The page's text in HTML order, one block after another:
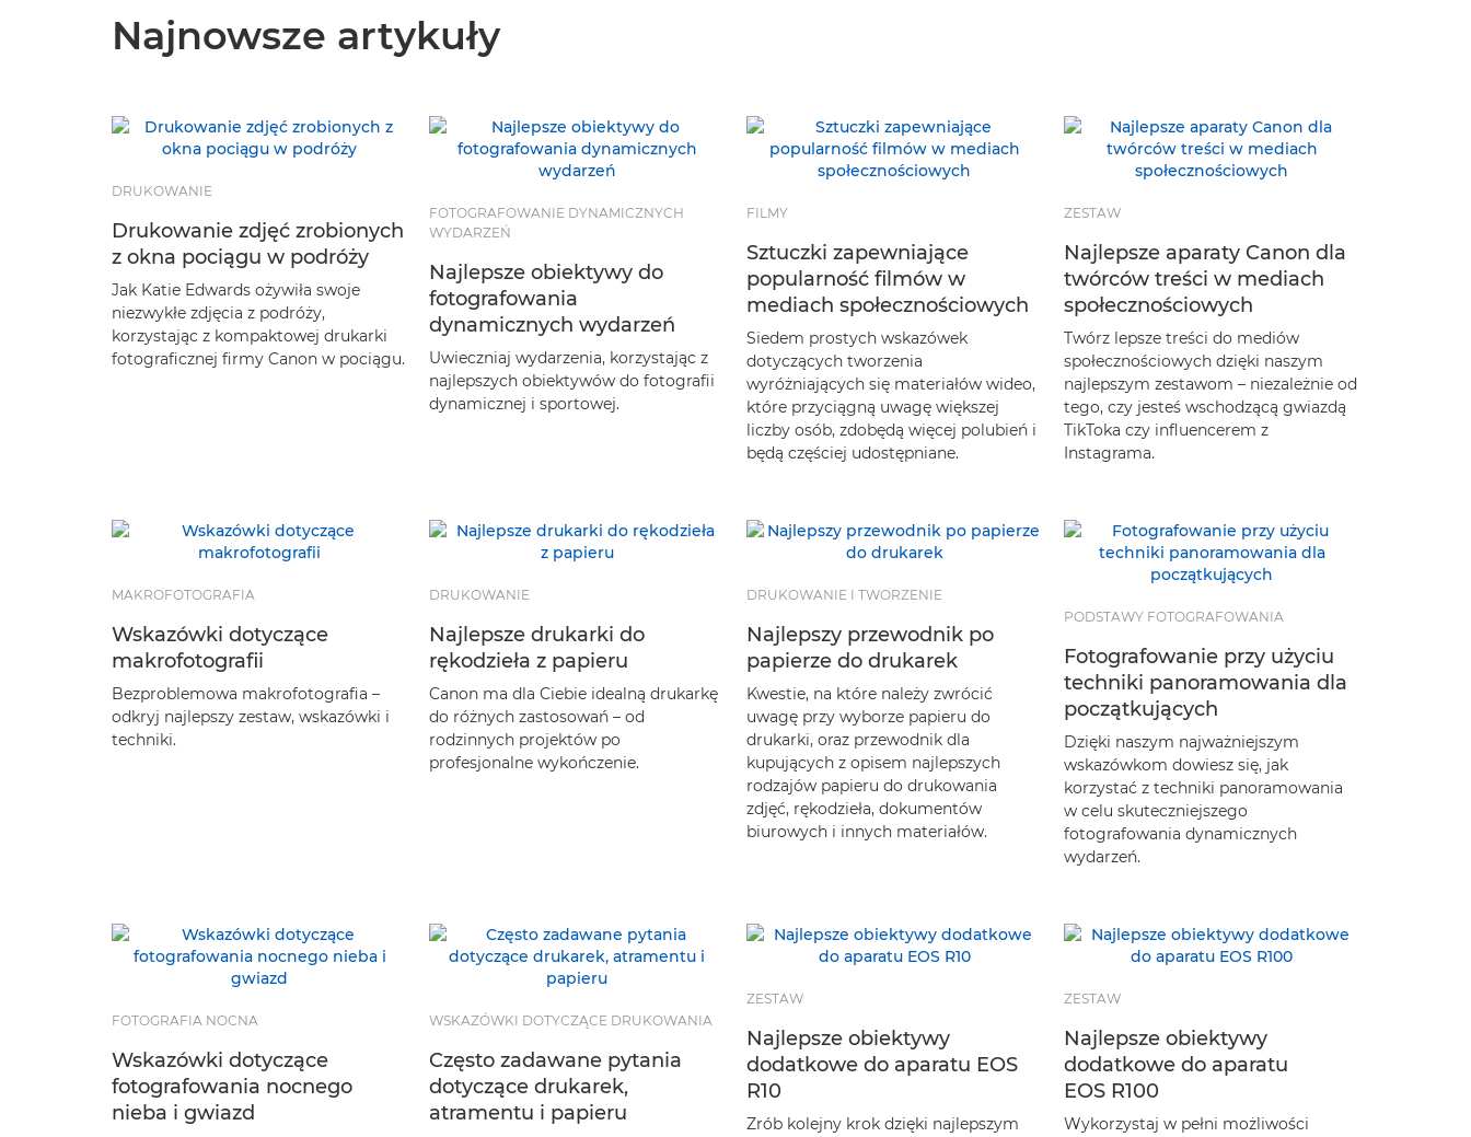
Najnowsze artykuły
DRUKOWANIE
Drukowanie zdjęć zrobionych
z okna pociągu w podróży
Jak Katie Edwards ożywiła swoje
niezwykłe zdjęcia z podróży,
korzystając z kompaktowej drukarki
fotograficznej firmy Canon w pociągu.
FOTOGRAFOWANIE DYNAMICZNYCH
WYDARZEŃ
Najlepsze obiektywy do
fotografowania
dynamicznych wydarzeń
Uwieczniaj wydarzenia, korzystając z
najlepszych obiektywów do fotografii
dynamicznej i sportowej.
FILMY
Sztuczki zapewniające
popularność filmów w
mediach społecznościowych
Siedem prostych wskazówek
dotyczących tworzenia
wyróżniających się materiałów wideo,
które przyciągną uwagę większej
liczby osób, zdobędą więcej polubień i
będą częściej udostępniane.
ZESTAW
Najlepsze aparaty Canon dla
twórców treści w mediach
społecznościowych
Twórz lepsze treści do mediów
społecznościowych dzięki naszym
najlepszym zestawom – niezależnie od
tego, czy jesteś wschodzącą gwiazdą
TikToka czy influencerem z
Instagrama.
MAKROFOTOGRAFIA
Wskazówki dotyczące
makrofotografii
Bezproblemowa makrofotografia –
odkryj najlepszy zestaw, wskazówki i
techniki.
DRUKOWANIE
Najlepsze drukarki do
rękodzieła z papieru
Canon ma dla Ciebie idealną drukarkę
do różnych zastosowań – od
rodzinnych projektów po
profesjonalne wykończenie.
DRUKOWANIE I TWORZENIE
Najlepszy przewodnik po
papierze do drukarek
Kwestie, na które należy zwrócić
uwagę przy wyborze papieru do
drukarki, oraz przewodnik dla
kupujących z opisem najlepszych
rodzajów papieru do drukowania
zdjęć, rękodzieła, dokumentów
biurowych i innych materiałów.
PODSTAWY FOTOGRAFOWANIA
Fotografowanie przy użyciu
techniki panoramowania dla
początkujących
Dzięki naszym najważniejszym
wskazówkom dowiesz się, jak
korzystać z techniki panoramowania
w celu skuteczniejszego
fotografowania dynamicznych
wydarzeń.
FOTOGRAFIA NOCNA
Wskazówki dotyczące
fotografowania nocnego
nieba i gwiazd
WSKAZÓWKI DOTYCZĄCE DRUKOWANIA
Często zadawane pytania
dotyczące drukarek,
atramentu i papieru
ZESTAW
Najlepsze obiektywy
dodatkowe do aparatu EOS
R10
Zrób kolejny krok dzięki najlepszym
ZESTAW
Najlepsze obiektywy
dodatkowe do aparatu
EOS R100
Wykorzystaj w pełni możliwości